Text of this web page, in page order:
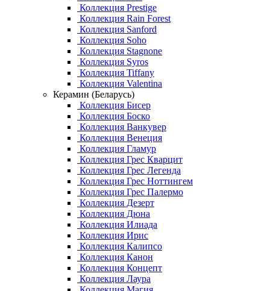
Коллекция Prestige
Коллекция Rain Forest
Коллекция Sanford
Коллекция Soho
Коллекция Stagnone
Коллекция Syros
Коллекция Tiffany
Коллекция Valentina
Керамин (Беларусь)
Коллекция Бисер
Коллекция Боско
Коллекция Ванкувер
Коллекция Венеция
Коллекция Гламур
Коллекция Грес Кварцит
Коллекция Грес Легенда
Коллекция Грес Ноттингем
Коллекция Грес Палермо
Коллекция Дезерт
Коллекция Дюна
Коллекция Илиада
Коллекция Ирис
Коллекция Калипсо
Коллекция Канон
Коллекция Концепт
Коллекция Лаура